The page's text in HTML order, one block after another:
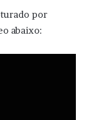
por
abaixo: